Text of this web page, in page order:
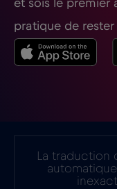
et sois le premier
pratique de
La traduction